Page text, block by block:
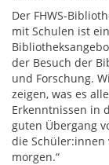
Der FHWS-
mit Schulen ist
der Besuch der
und Forschung.
zeigen, was es
Erkenntnissen in
guten Übergang
die
morgen.“